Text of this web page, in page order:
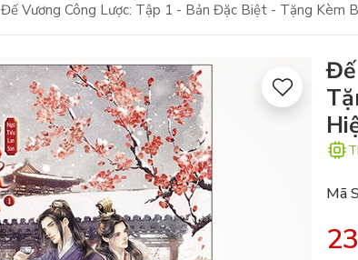
Đế Vương Công Lược: Tập 1 - Bản Đặc Biệt - Tặng Kèm
Mã